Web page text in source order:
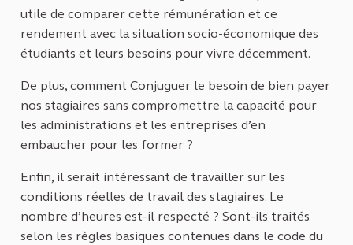
utile de comparer cette rémunération et ce
rendement avec la situation socio-économique des
étudiants et leurs besoins pour vivre décemment.
De plus, comment Conjuguer le besoin de bien payer
nos stagiaires sans compromettre la capacité pour
les administrations et les entreprises d’en
embaucher pour les former ?
Enfin, il serait intéressant de travailler sur les
conditions réelles de travail des stagiaires. Le
nombre d’heures est-il respecté ? Sont-ils traités
selon les règles basiques contenues dans le code du